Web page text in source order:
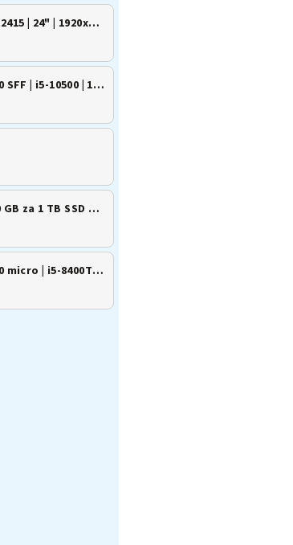
Dell UltraSharp U2415 | 24" | 1920x1200 | 16:10 | IPS
Dell Optiplex 3090 SFF | i5-10500 | 16GB | 500GB SSD | Win 11
Výměna disku 500 GB za 1 TB SSD M.2 NVMe
Dell Optiplex 3060 micro | i5-8400T | 8GB | 256GB SSD | Win 11